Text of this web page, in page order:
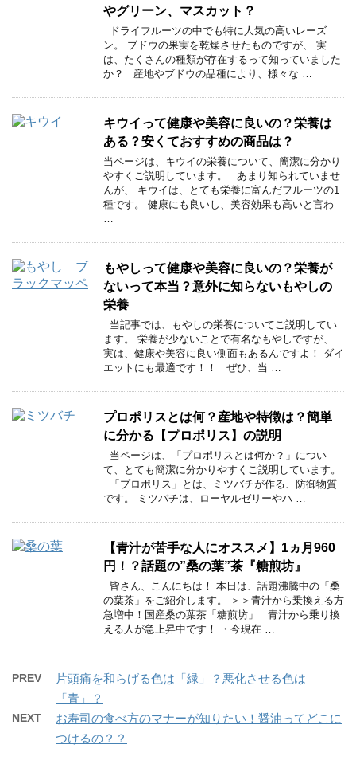
やグリーン、マスカット？
ドライフルーツの中でも特に人気の高いレーズ
ン。 ブドウの果実を乾燥させたものですが、 実
は、たくさんの種類が存在するって知っていました
か？ 産地やブドウの品種により、様々な …
キウイって健康や美容に良いの？栄養は
ある？安くておすすめの商品は？
当ページは、キウイの栄養について、簡潔に分かり
やすくご説明しています。 あまり知られていませ
んが、 キウイは、とても栄養に富んだフルーツの1
種です。 健康にも良いし、美容効果も高いと言わ
もやしって健康や美容に良いの？栄養が
ないって本当？意外に知らないもやしの
栄養
当記事では、もやしの栄養についてご説明してい
ます。 栄養が少ないことで有名なもやしですが、
実は、健康や美容に良い側面もあるんですよ！ ダイ
エットにも最適です！！ ぜひ、当 …
プロポリスとは何？産地や特徴は？簡単
に分かる【プロポリス】の説明
当ページは、「プロポリスとは何か？」につい
て、とても簡潔に分かりやすくご説明しています。
「プロポリス」とは、ミツバチが作る、防御物質
です。 ミツバチは、ローヤルゼリーやハ …
【青汁が苦手な人にオススメ】1ヵ月960
円！？話題の”桑の葉”茶『糖煎坊』
皆さん、こんにちは！ 本日は、話題沸騰中の「桑
の葉茶」をご紹介します。 ＞＞青汁から乗換える方
急増中！国産桑の葉茶「糖煎坊」 青汁から乗り換
える人が急上昇中です！ ・今現在 …
PREV
片頭痛を和らげる色は「緑」？悪化させる色は
「青」？
NEXT
お寿司の食べ方のマナーが知りたい！醤油ってどこに
つけるの？？